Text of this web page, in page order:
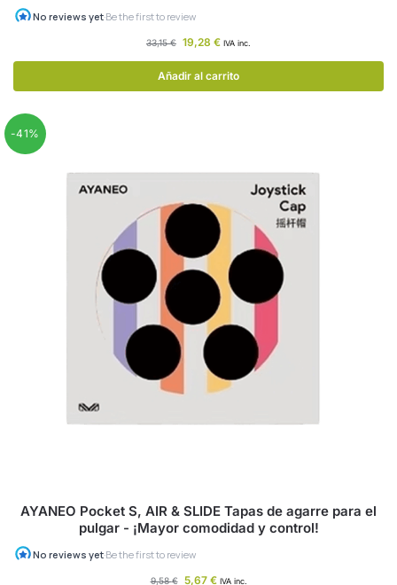
33,15€ 19,28 € IVA inc.
Añadir al carrito
-41%
AYANEO Pocket S, AIR & SLIDE Tapas de agarre para el
pulgar - ¡Mayor comodidad y control!
9,58€ 5,67 € IVA inc.